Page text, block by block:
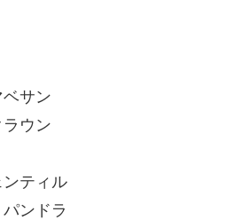
サン
ウン
ィル
ドラ